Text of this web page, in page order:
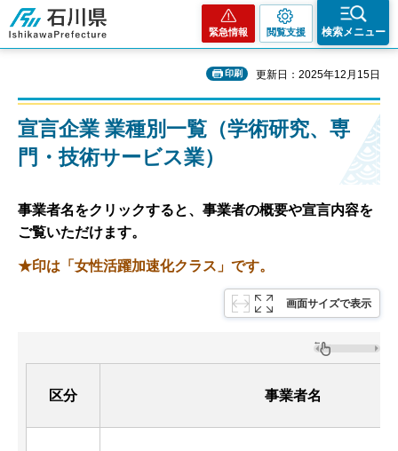
石川県
緊急情報 閲覧支援 検索メニュー
印刷 更新日：2025年12月15日
宣言企業 業種別一覧（学術研究、専
門・技術サービス業）
事業者名をクリックすると、事業者の概要や宣言内容を
ご覧いただけます。
★印は「女性活躍加速化クラス」です。
画面サイズで表示
区分 事業者名